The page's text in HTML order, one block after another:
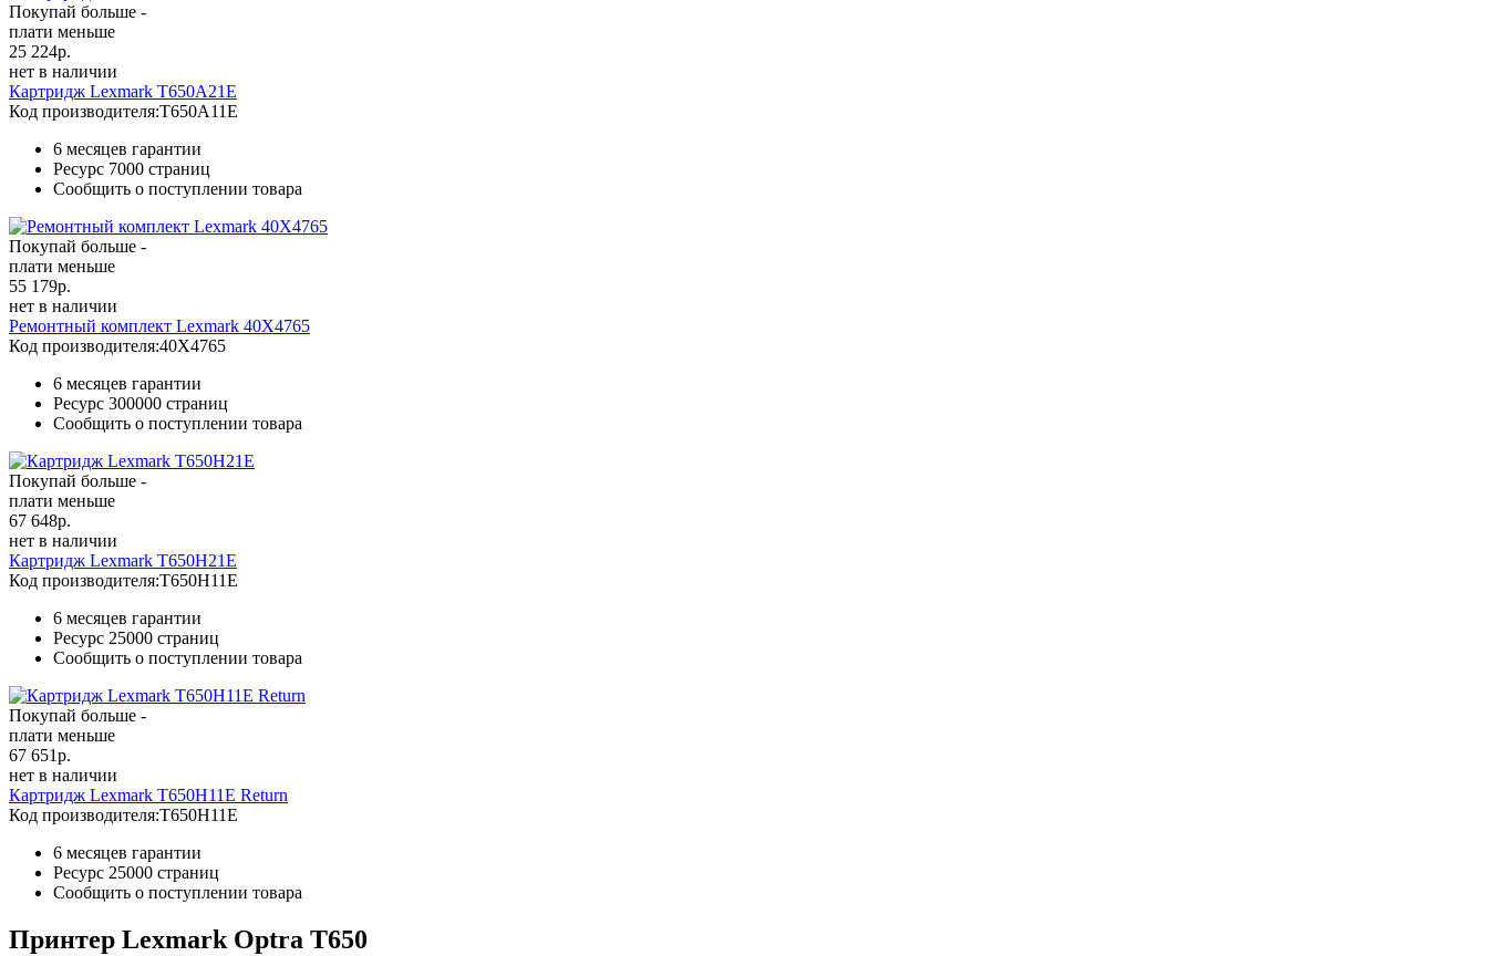
Покупай больше -
плати меньше
25 224р.
нет в наличии
Картридж Lexmark T650A21E
Код производителя:T650A11E
6 месяцев гарантии
Ресурс 7000 страниц
Сообщить о поступлении товара
Покупай больше -
плати меньше
55 179р.
нет в наличии
Ремонтный комплект Lexmark 40X4765
Код производителя:40X4765
6 месяцев гарантии
Ресурс 300000 страниц
Сообщить о поступлении товара
Покупай больше -
плати меньше
67 648р.
нет в наличии
Картридж Lexmark T650H21E
Код производителя:T650H11E
6 месяцев гарантии
Ресурс 25000 страниц
Сообщить о поступлении товара
Покупай больше -
плати меньше
67 651р.
нет в наличии
Картридж Lexmark T650H11E Return
Код производителя:T650H11E
6 месяцев гарантии
Ресурс 25000 страниц
Сообщить о поступлении товара
Принтер Lexmark Optra T650